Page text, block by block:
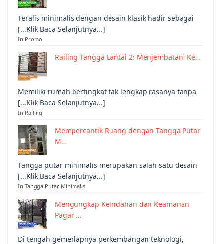
Teralis minimalis dengan desain klasik hadir sebagai
[...Klik Baca Selanjutnya...]
In Promo
Railing Tangga Lantai 2: Menjembatani Ke…
Memiliki rumah bertingkat tak lengkap rasanya tanpa
[...Klik Baca Selanjutnya...]
In Railing
Mempercantik Ruang dengan Tangga Putar
M…
Tangga putar minimalis merupakan salah satu desain
[...Klik Baca Selanjutnya...]
In Tangga Putar Minimalis
Mengungkap Keindahan dan Keamanan
Pagar …
Di tengah gemerlapnya perkembangan teknologi,